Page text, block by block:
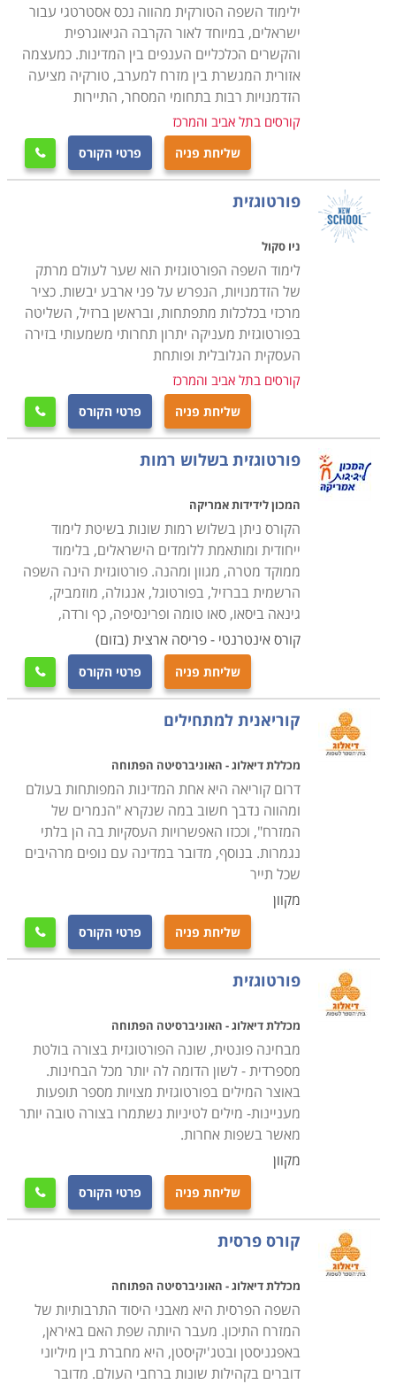
ילימוד השפה הטורקית מהווה נכס אסטרטגי עבור
ישראלים, במיוחד לאור הקרבה הגיאוגרפית
והקשרים הכלכליים הענפים בין המדינות. כמעצמה
אזורית המגשרת בין מזרח למערב, טורקיה מציעה
הזדמנויות רבות בתחומי המסחר, התיירות
קורסים בתל אביב והמרכז
שליחת פניה פרטי הקורס 
פורטוגזית
ניו סקול
לימוד השפה הפורטוגזית הוא שער לעולם מרתק
של הזדמנויות, הנפרש על פני ארבע יבשות. כציר
מרכזי בכלכלות מתפתחות, ובראשן ברזיל, השליטה
בפורטוגזית מעניקה יתרון תחרותי משמעותי בזירה
העסקית הגלובלית ופותחת
קורסים בתל אביב והמרכז
שליחת פניה פרטי הקורס 
פורטוגזית בשלוש רמות
המכון לידידות אמריקה
הקורס ניתן בשלוש רמות שונות בשיטת לימוד
ייחודית ומותאמת ללומדים הישראלים, בלימוד
ממוקד מטרה, מגוון ומהנה. פורטוגזית הינה השפה
הרשמית בברזיל, בפורטוגל, אנגולה, מוזמביק,
גינאה ביסאו, סאו טומה ופרינסיפה, כף ורדה,
קורס אינטרנטי - פריסה ארצית (בזום)
שליחת פניה פרטי הקורס 
קוריאנית למתחילים
מכללת דיאלוג - האוניברסיטה הפתוחה
דרום קוריאה היא אחת המדינות המפותחות בעולם
ומהווה נדבך חשוב במה שנקרא "הנמרים של
המזרח", וככזו האפשרויות העסקיות בה הן בלתי
נגמרות. בנוסף, מדובר במדינה עם נופים מרהיבים
שכל תייר
מקוון
שליחת פניה פרטי הקורס 
פורטוגזית
מכללת דיאלוג - האוניברסיטה הפתוחה
מבחינה פונטית, שונה הפורטוגזית בצורה בולטת
מספרדית - לשון הדומה לה יותר מכל הבחינות.
באוצר המילים בפורטוגזית מצויות מספר תופעות
מעניינות- מילים לטיניות נשתמרו בצורה טובה יותר
מאשר בשפות אחרות.
מקוון
שליחת פניה פרטי הקורס 
קורס פרסית
מכללת דיאלוג - האוניברסיטה הפתוחה
השפה הפרסית היא מאבני היסוד התרבותיות של
המזרח התיכון. מעבר היותה שפת האם באיראן,
באפגניסטן ובטג'יקיסטן, היא מחברת בין מיליוני
דוברים בקהילות שונות ברחבי העולם. מדובר